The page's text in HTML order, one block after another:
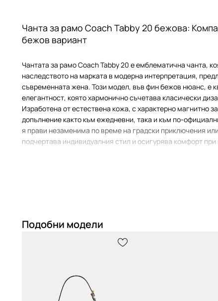
Чанта за рамо Coach Tabby 20 бежова:
бежов вариант
Чантата за рамо Coach Tabby 20 е емблематична чанта,
наследството на марката в модерна интерпретация,
съвременната жена. Този модел, във фин бежов нюанс, е
елегантност, която хармонично съчетава класически
Изработена от естествена кожа, с характерно магнитно
допълнение както към ежедневни, така и към по-
я прави незаменима по време на градски приключения
подчертава индивидуалния стил и осигурява комфорт при
Универсален дизайн, който плавно преминава от
вечерни излизания
дребни вещи с дискретна елегантност
Подобни модели